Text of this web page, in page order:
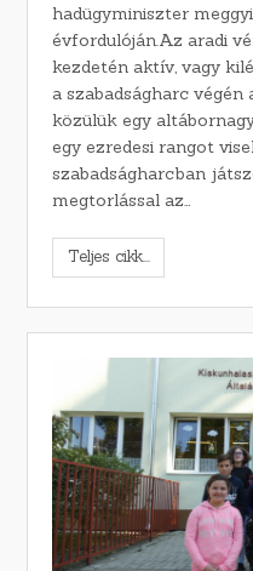
hadügyminiszter
évfordulóján.Az aradi
kezdetén aktív, vagy
a szabadságharc végén
közülük egy
egy ezredesi rangot
szabadságharcban
megtorlással az…
Teljes cikk...